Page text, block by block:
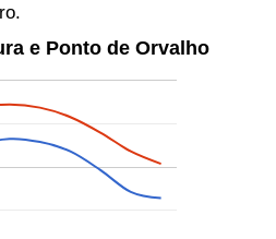
e Ponto de Orvalho